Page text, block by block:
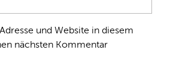
und Website in diesem
nächsten Kommentar